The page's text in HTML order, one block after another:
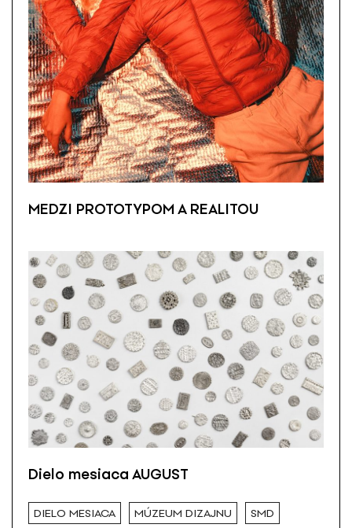
MEDZI PROTOTYPOM A REALITOU
Dielo mesiaca AUGUST
DIELO MESIACA MÚZEUM DIZAJNU SMD